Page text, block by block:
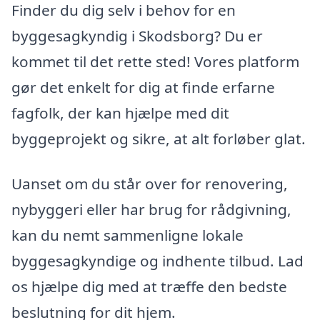
Finder du dig selv i behov for en
byggesagkyndig i Skodsborg? Du er
kommet til det rette sted! Vores platform
gør det enkelt for dig at finde erfarne
fagfolk, der kan hjælpe med dit
byggeprojekt og sikre, at alt forløber glat.
Uanset om du står over for renovering,
nybyggeri eller har brug for rådgivning,
kan du nemt sammenligne lokale
byggesagkyndige og indhente tilbud. Lad
os hjælpe dig med at træffe den bedste
beslutning for dit hjem.